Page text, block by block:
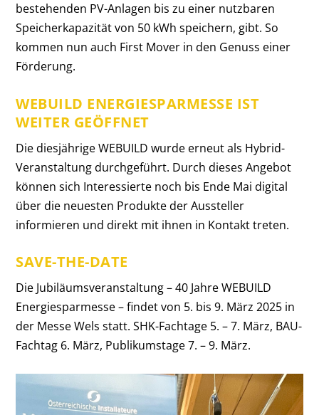
bestehenden PV-Anlagen bis zu einer nutzbaren
Speicherkapazität von 50 kWh speichern, gibt. So
kommen nun auch First Mover in den Genuss einer
Förderung.
WEBUILD ENERGIESPARMESSE IST
WEITER GEÖFFNET
Die diesjährige WEBUILD wurde erneut als Hybrid-
Veranstaltung durchgeführt. Durch dieses Angebot
können sich Interessierte noch bis Ende Mai digital
über die neuesten Produkte der Aussteller
informieren und direkt mit ihnen in Kontakt treten.
SAVE-THE-DATE
Die Jubiläumsveranstaltung – 40 Jahre WEBUILD
Energiesparmesse – findet von 5. bis 9. März 2025 in
der Messe Wels statt. SHK-Fachtage 5. – 7. März, BAU-
Fachtag 6. März, Publikumstage 7. – 9. März.